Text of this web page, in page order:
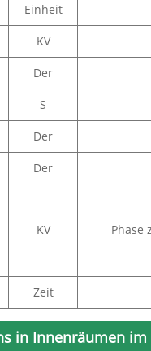
Einheit
KV
Der
S
Der
Der
KV Phase
Zeit
in Innenräumen